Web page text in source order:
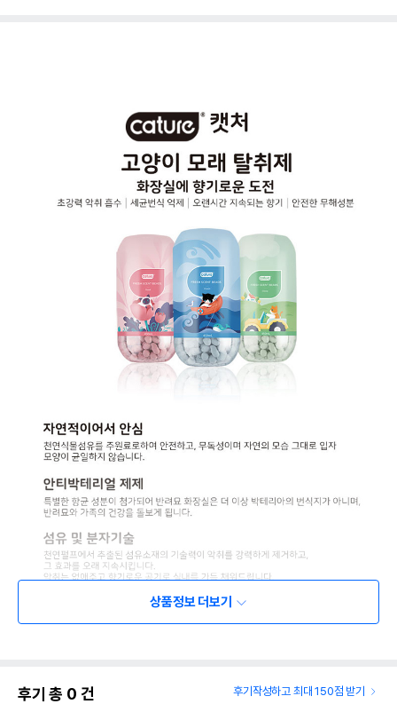
상품정보 더보기
후기 총 0 건 후기작성하고 최대 150점 받기